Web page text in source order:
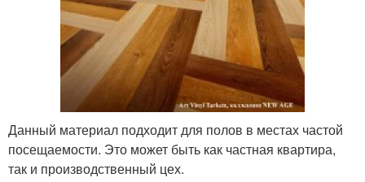
Данный материал подходит для полов в местах частой
посещаемости. Это может быть как частная квартира,
так и производственный цех.